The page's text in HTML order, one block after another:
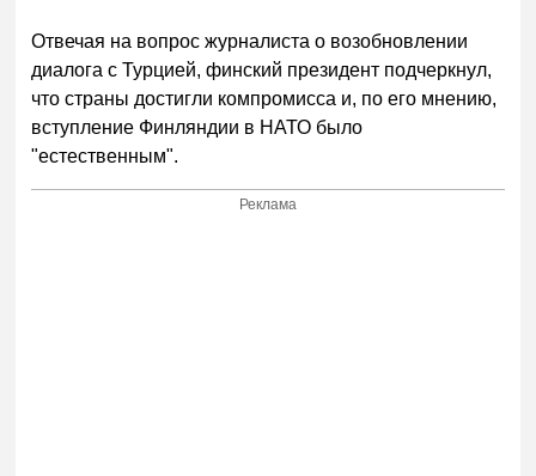
Отвечая на вопрос журналиста о возобновлении
диалога с Турцией, финский президент подчеркнул,
что страны достигли компромисса и, по его мнению,
вступление Финляндии в НАТО было
"естественным".
Реклама